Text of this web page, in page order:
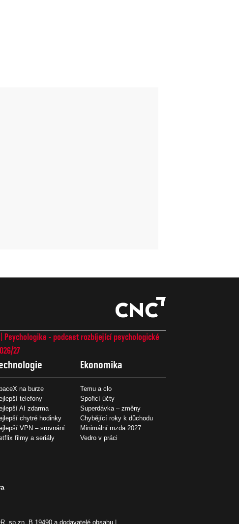
Psychologika - podcast rozbíjející psychologické
27
na burze
telefony
AI zdarma
chytré hodinky
VPN – srovnání
filmy a seriály
Ekonomika
Temu a clo
Spořicí účty
Superdávka – změny
Chybějící roky k důchodu
Minimální mzda 2027
Vedro v práci
sp.zn. B 19490 a dodavatelé obsahu